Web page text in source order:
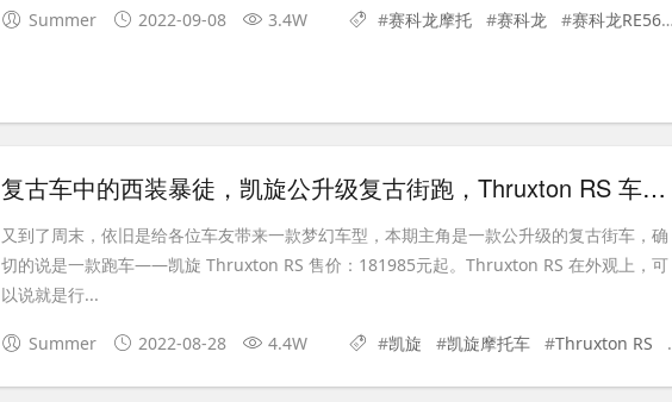
Summer 2022-09-08 3.4W #赛科龙摩托 #赛科龙 #赛科龙RE560
复古车中的西装暴徒，凯旋公升级复古街跑，Thruxton RS 车型展示
又到了周末，依旧是给各位车友带来一款梦幻车型，本期主角是一款公升级的复古街车，确
切的说是一款跑车——凯旋 Thruxton RS 售价：181985元起。Thruxton RS 在外观上，可
以说就是行...
Summer 2022-08-28 4.4W #凯旋 #凯旋摩托车 #Thruxton RS